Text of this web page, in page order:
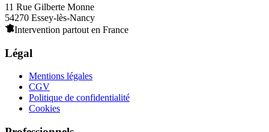
11 Rue Gilberte Monne
54270 Essey-lès-Nancy
Intervention partout en France
Légal
Mentions légales
CGV
Politique de confidentialité
Cookies